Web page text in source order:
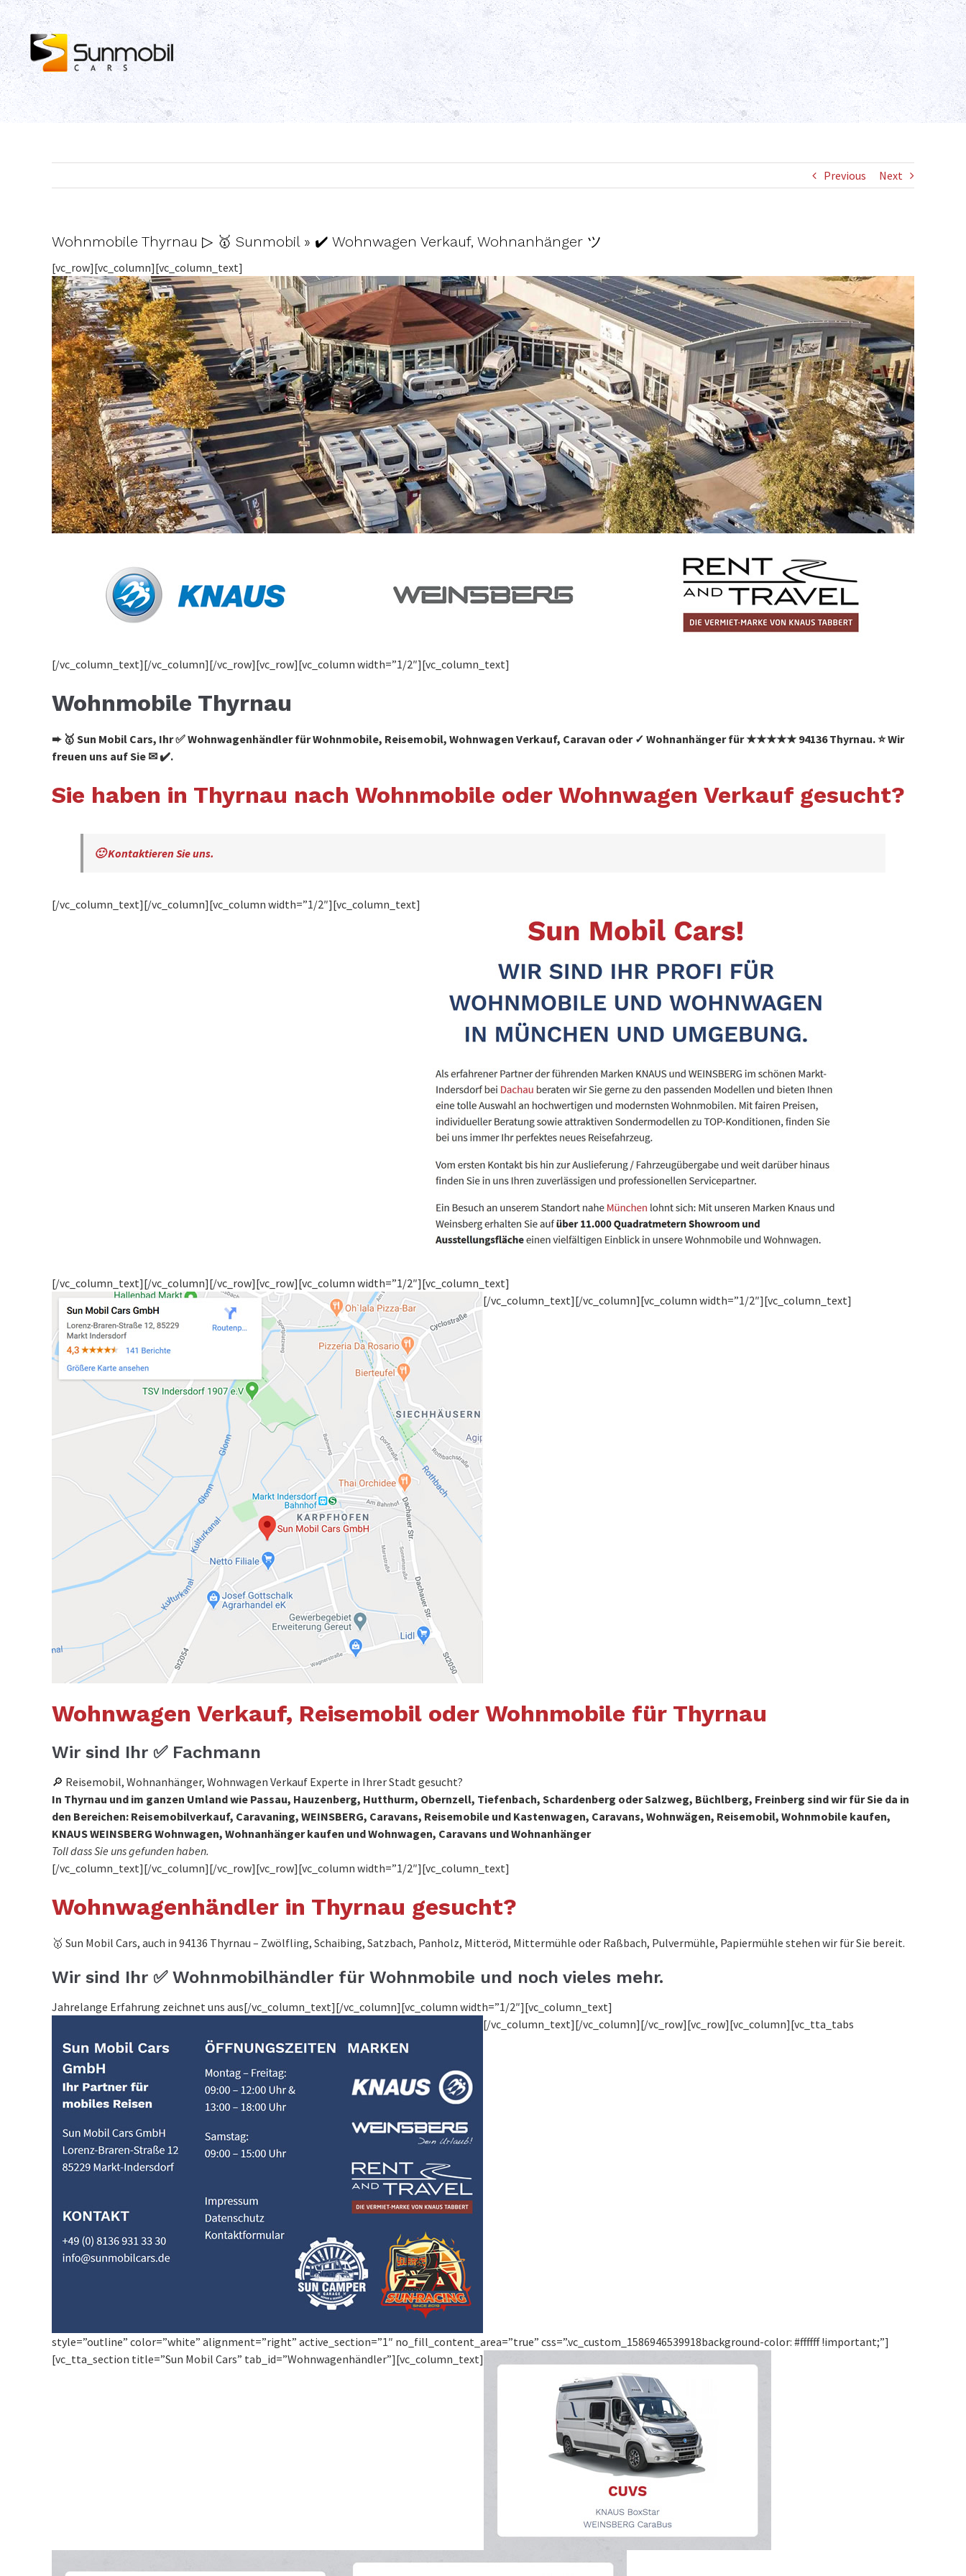
Skip
to
content
Previous Next
Wohnmobile Thyrnau ▷ 🥇 Sunmobil » ✔️ Wohnwagen Verkauf, Wohnanhänger ツ
[vc_row][vc_column][vc_column_text]
[/vc_column_text][/vc_column][/vc_row][vc_row][vc_column width=”1/2″][vc_column_text]
Wohnmobile Thyrnau
➨ 🥇 Sun Mobil Cars, Ihr ✅ Wohnwagenhändler für Wohnmobile, Reisemobil, Wohnwagen Verkauf, Caravan oder ✓ Wohnanhänger für ★★★★★ 94136 Thyrnau. ⭐ Wir
freuen uns auf Sie ✉ ✔️.
Sie haben in Thyrnau nach Wohnmobile oder Wohnwagen Verkauf gesucht?
🙂 Kontaktieren Sie uns.
[/vc_column_text][/vc_column][vc_column width=”1/2″][vc_column_text]
[/vc_column_text][/vc_column][/vc_row][vc_row][vc_column width=”1/2″][vc_column_text]
[/vc_column_text][/vc_column][vc_column width=”1/2″][vc_column_text]
Wohnwagen Verkauf, Reisemobil oder Wohnmobile für Thyrnau
Wir sind Ihr ✅ Fachmann
🔎 Reisemobil, Wohnanhänger, Wohnwagen Verkauf Experte in Ihrer Stadt gesucht?
In Thyrnau und im ganzen Umland wie Passau, Hauzenberg, Hutthurm, Obernzell, Tiefenbach, Schardenberg oder Salzweg, Büchlberg, Freinberg sind wir für Sie da in
den Bereichen: Reisemobilverkauf, Caravaning, WEINSBERG, Caravans, Reisemobile und Kastenwagen, Caravans, Wohnwägen, Reisemobil, Wohnmobile kaufen,
KNAUS WEINSBERG Wohnwagen, Wohnanhänger kaufen und Wohnwagen, Caravans und Wohnanhänger
Toll dass Sie uns gefunden haben.
[/vc_column_text][/vc_column][/vc_row][vc_row][vc_column width=”1/2″][vc_column_text]
Wohnwagenhändler in Thyrnau gesucht?
🥇 Sun Mobil Cars, auch in 94136 Thyrnau – Zwölfling, Schaibing, Satzbach, Panholz, Mitteröd, Mittermühle oder Raßbach, Pulvermühle, Papiermühle stehen wir für Sie bereit.
Wir sind Ihr ✅ Wohnmobilhändler für Wohnmobile und noch vieles mehr.
Jahrelange Erfahrung zeichnet uns aus[/vc_column_text][/vc_column][vc_column width=”1/2″][vc_column_text]
[/vc_column_text][/vc_column][/vc_row][vc_row][vc_column][vc_tta_tabs
style=”outline” color=”white” alignment=”right” active_section=”1″ no_fill_content_area=”true” css=”.vc_custom_1586946539918background-color: #ffffff !important;”]
[vc_tta_section title=”Sun Mobil Cars” tab_id=”Wohnwagenhändler”][vc_column_text]